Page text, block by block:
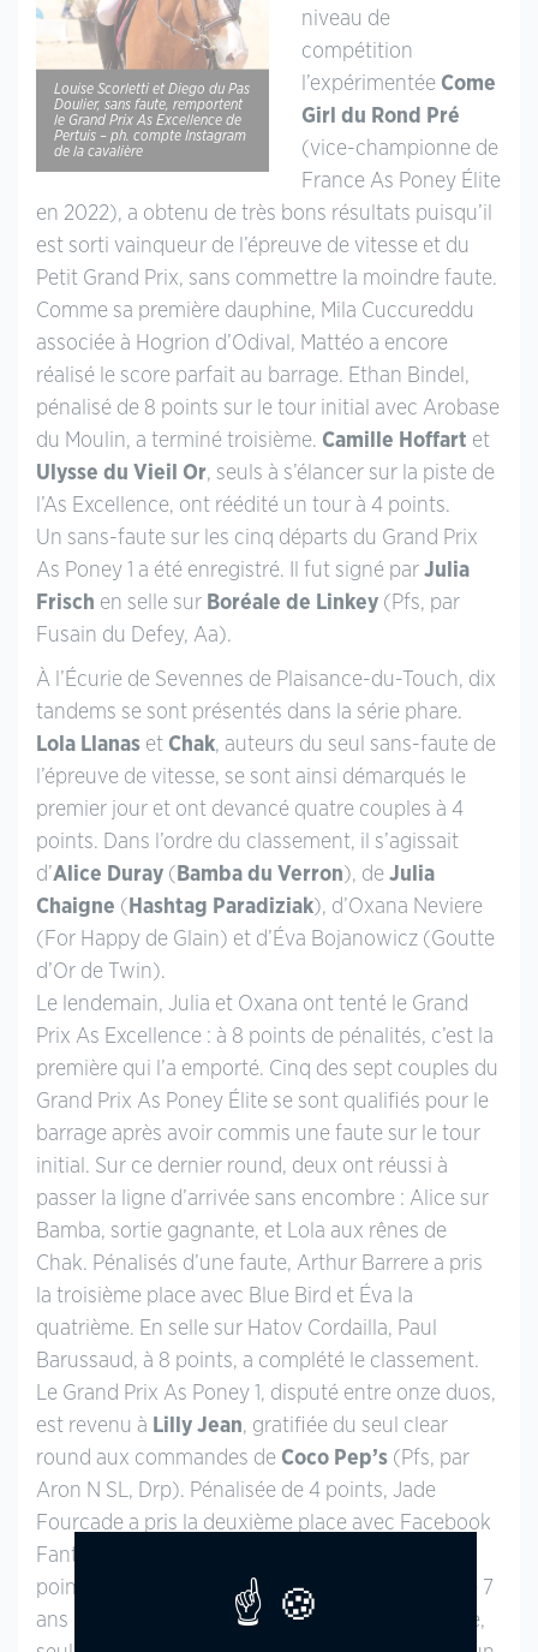
Louise Scorletti et Diego du Pas
Doulier, sans faute, remportent
le Grand Prix As Excellence de
Pertuis – ph. compte Instagram
de la cavalière
niveau de
compétition
l’expérimentée Come
Girl du Rond Pré
(vice-championne de
France As Poney Élite
en 2022), a obtenu de très bons résultats puisqu’il
est sorti vainqueur de l’épreuve de vitesse et du
Petit Grand Prix, sans commettre la moindre faute.
Comme sa première dauphine, Mila Cuccureddu
associée à Hogrion d’Odival, Mattéo a encore
réalisé le score parfait au barrage. Ethan Bindel,
pénalisé de 8 points sur le tour initial avec Arobase
du Moulin, a terminé troisième. Camille Hoffart et
Ulysse du Vieil Or, seuls à s’élancer sur la piste de
l’As Excellence, ont réédité un tour à 4 points.
Un sans-faute sur les cinq départs du Grand Prix
As Poney 1 a été enregistré. Il fut signé par Julia
Frisch en selle sur Boréale de Linkey (Pfs, par
Fusain du Defey, Aa).
À l’Écurie de Sevennes de Plaisance-du-Touch, dix
tandems se sont présentés dans la série phare.
Lola Llanas et Chak, auteurs du seul sans-faute de
l’épreuve de vitesse, se sont ainsi démarqués le
premier jour et ont devancé quatre couples à 4
points. Dans l’ordre du classement, il s’agissait
d’Alice Duray ( Bamba du Verron), de Julia
Chaigne ( Hashtag Paradiziak), d’Oxana Neviere
(For Happy de Glain) et d’Éva Bojanowicz (Goutte
d’Or de Twin).
Le lendemain, Julia et Oxana ont tenté le Grand
Prix As Excellence : à 8 points de pénalités, c’est la
première qui l’a emporté. Cinq des sept couples du
Grand Prix As Poney Élite se sont qualifiés pour le
barrage après avoir commis une faute sur le tour
initial. Sur ce dernier round, deux ont réussi à
passer la ligne d’arrivée sans encombre : Alice sur
Bamba, sortie gagnante, et Lola aux rênes de
Chak. Pénalisés d’une faute, Arthur Barrere a pris
la troisième place avec Blue Bird et Éva la
quatrième. En selle sur Hatov Cordailla, Paul
Barussaud, à 8 points, a complété le classement.
Le Grand Prix As Poney 1, disputé entre onze duos,
est revenu à Lilly Jean, gratifiée du seul clear
round aux commandes de Coco Pep’s (Pfs, par
Aron N SL, Drp). Pénalisée de 4 points, Jade
Fourcade a pris la deuxième place avec Facebook
Fantagaro et devancé Lola Llanas, troisième à 6
points avec Halo d’Egrée. Sur les sept poneys de 7
ans de la liste de départ du Grand Prix Futur Élite,